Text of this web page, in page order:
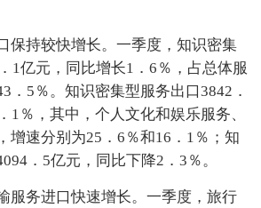
保持较快增长。一季度，知识密集
1亿元，同比增长1．6％，占总体服
．5％。知识密集型服务出口3842．
1％，其中，个人文化和娱乐服务、
增速分别为25．6％和16．1％；知
．5亿元，同比下降2．3％。
服务进口快速增长。一季度，旅行